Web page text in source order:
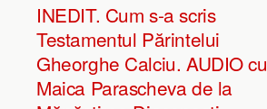
INEDIT. Cum s-a scris
Testamentul Părintelui
Gheorghe Calciu. AUDIO cu
Maica Parascheva de la